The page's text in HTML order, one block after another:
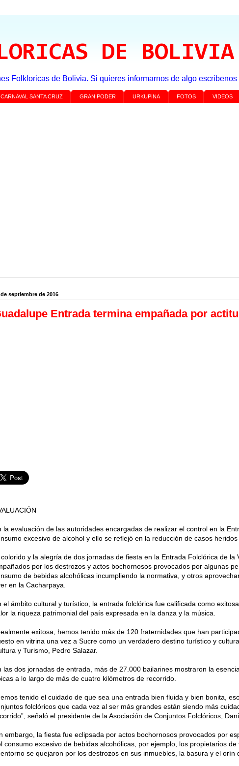
DE BOLIVIA
Folkloricas de Bolivia. Si quieres informarnos de algo
CARNAVAL SANTA CRUZ GRAN PODER URKUPINA FOTOS VIDEOS
de septiembre de 2016
Entrada termina empañada por
la evaluación de las autoridades encargadas de realizar el control en la
excesivo de alcohol y ello se reflejó en la reducción de casos
colorido y la alegría de dos jornadas de fiesta en la Entrada Folclórica de la
por los destrozos y actos bochornosos provocados por algunas
de bebidas alcohólicas incumpliendo la normativa, y otros
en la Cacharpaya.
el ámbito cultural y turístico, la entrada folclórica fue calificada como
la riqueza patrimonial del país expresada en la danza y la música.
exitosa, hemos tenido más de 120 fraternidades que han
en vitrina una vez a Sucre como un verdadero destino turístico y
y Turismo, Pedro Salazar.
las dos jornadas de entrada, más de 27.000 bailarines mostraron la
a lo largo de más de cuatro kilómetros de recorrido.
tenido el cuidado de que sea una entrada bien fluida y bien bonita,
folclóricos que cada vez al ser más grandes están siendo más
señaló el presidente de la Asociación de Conjuntos Folclóricos,
embargo, la fiesta fue eclipsada por actos bochornosos provocados por
consumo excesivo de bebidas alcohólicas, por ejemplo, los propietarios
se quejaron por los destrozos en sus inmuebles, la basura y el orín